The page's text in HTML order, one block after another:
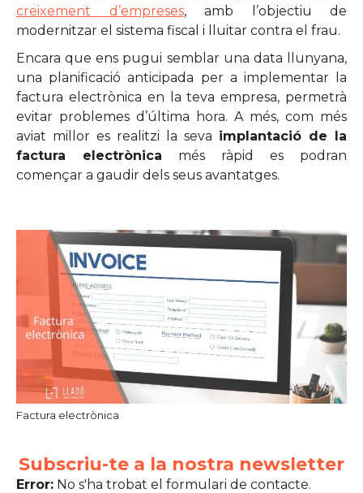
creixement d’empreses, amb l’objectiu de
modernitzar el sistema fiscal i lluitar contra el frau.
Encara que ens pugui semblar una data llunyana,
una planificació anticipada per a implementar la
factura electrònica en la teva empresa, permetrà
evitar problemes d’última hora. A més, com més
aviat millor es realitzi la seva implantació de la
factura electrònica més ràpid es podran
començar a gaudir dels seus avantatges.
Factura electrònica
Subscriu-te a la nostra newsletter
Error: No s'ha trobat el formulari de contacte.